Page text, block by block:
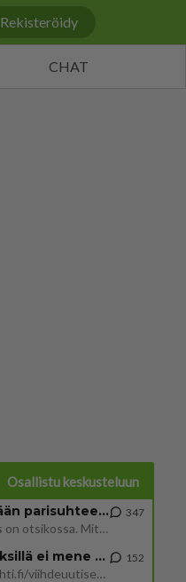
Rekisteröidy
CHAT
Osallistu keskusteluun
Mitä tuot pöytään parisuhteessa?
Siinäpä se kysymys on otsikossa. Mitäpä siis tuot/toisit pöytään parisuhteessa? Oletko mies vai nainen? Koetko sen mitä
347
Martinan bisneksillä ei mene hyvin
https://www.iltalehti.fi/viihdeuutiset/a/c46da6ab-340f-4790-aaa7-0865eed2336 Yrityksen konkurssihakemus on tullut kärä
152